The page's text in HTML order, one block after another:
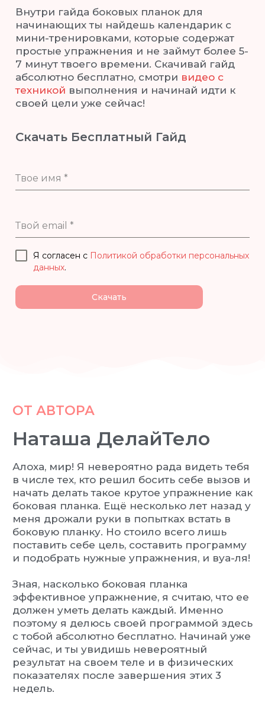
Внутри гайда боковых планок для
начинающих ты найдешь календарик с
мини-тренировками, которые содержат
простые упражнения и не займут более 5-
7 минут твоего времени. Скачивай гайд
абсолютно бесплатно, смотри видео с
техникой выполнения и начинай идти к
своей цели уже сейчас!
Скачать Бесплатный Гайд
Твое имя *
Твой email *
Я согласен с Политикой обработки персональных
данных.
Скачать
ОТ АВТОРА
Наташа ДелайТело
Алоха, мир! Я невероятно рада видеть тебя
в числе тех, кто решил босить себе вызов и
начать делать такое крутое упражнение как
боковая планка. Ещё несколько лет назад у
меня дрожали руки в попытках встать в
боковую планку. Но стоило всего лишь
поставить себе цель, составить программу
и подобрать нужные упражнения, и вуа-ля!
Зная, насколько боковая планка
эффективное упражнение, я считаю, что ее
должен уметь делать каждый. Именно
поэтому я делюсь своей программой здесь
с тобой абсолютно бесплатно. Начинай уже
сейчас, и ты увидишь невероятный
результат на своем теле и в физических
показателях после завершения этих 3
недель.